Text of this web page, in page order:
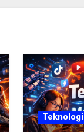
Teknologi